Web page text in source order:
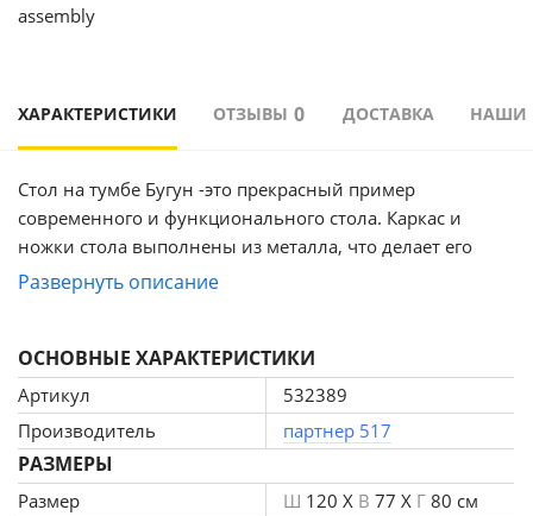
ХАРАКТЕРИСТИКИ ОТЗЫВЫ 0 ДОСТАВКА НАШИ
Стол на тумбе Бугун -это прекрасный пример
современного и функционального стола. Каркас и
ножки стола выполнены из металла, что делает его
прочным и устойчивым. Прямоугольная столешница из
может быть легко расширен до 16 см, что делает его
очень удобным и практичным. Ножка -тумба в форме
буквы V добавляет столу индивидуальности и
изысканности. Этот стол идеально подойдет для
создания современного и стильного интерьера.
Развернуть описание
ОСНОВНЫЕ ХАРАКТЕРИСТИКИ
Артикул
532389
Производитель
партнер 517
РАЗМЕРЫ
Размер Ш 120 X В 77 X Г 80 см